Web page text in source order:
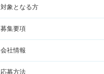
対象となる方
募集要項
会社情報
応募方法